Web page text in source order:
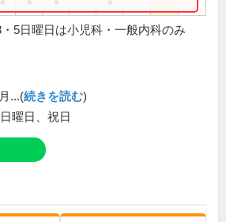
5日曜日は小児科・一般内科のみ
...(続きを読む)
曜日、祝日